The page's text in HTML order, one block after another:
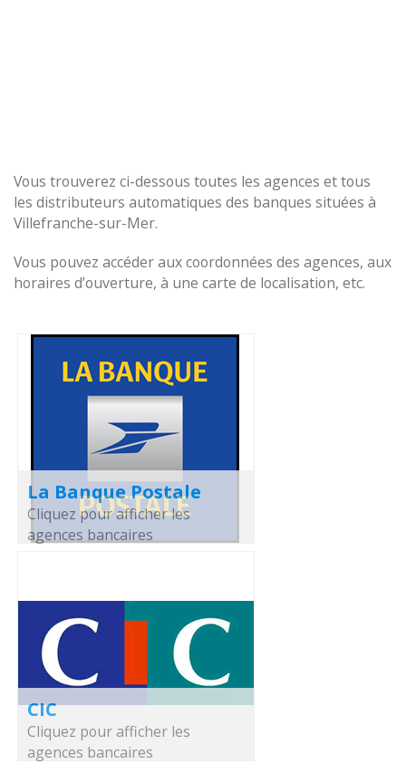
Vous trouverez ci-dessous toutes les agences et tous
les distributeurs automatiques des banques situées à
Villefranche-sur-Mer.
Vous pouvez accéder aux coordonnées des agences, aux
horaires d’ouverture, à une carte de localisation, etc.
La Banque Postale
Cliquez pour afficher les
agences bancaires
CIC
Cliquez pour afficher les
agences bancaires